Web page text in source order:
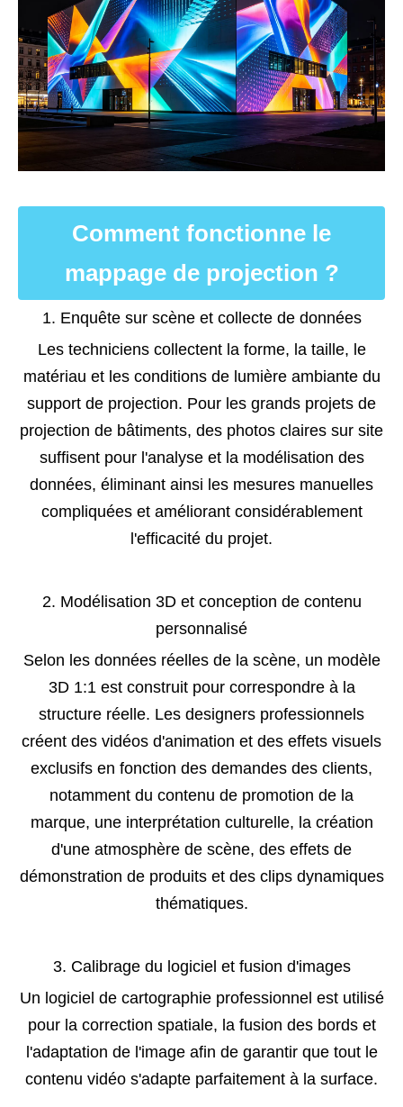
Comment fonctionne le
mappage de projection ?
1. Enquête sur scène et collecte de données
Les techniciens collectent la forme, la taille, le
matériau et les conditions de lumière ambiante du
support de projection. Pour les grands projets de
projection de bâtiments, des photos claires sur site
suffisent pour l'analyse et la modélisation des
données, éliminant ainsi les mesures manuelles
compliquées et améliorant considérablement
l'efficacité du projet.
2. Modélisation 3D et conception de contenu
personnalisé
Selon les données réelles de la scène, un modèle
3D 1:1 est construit pour correspondre à la
structure réelle. Les designers professionnels
créent des vidéos d'animation et des effets visuels
exclusifs en fonction des demandes des clients,
notamment du contenu de promotion de la
marque, une interprétation culturelle, la création
d'une atmosphère de scène, des effets de
démonstration de produits et des clips dynamiques
thématiques.
3. Calibrage du logiciel et fusion d'images
Un logiciel de cartographie professionnel est utilisé
pour la correction spatiale, la fusion des bords et
l'adaptation de l'image afin de garantir que tout le
contenu vidéo s'adapte parfaitement à la surface.